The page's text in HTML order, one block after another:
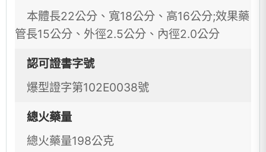
本體長22公分、寬18公分、高16公分;效果藥
管長15公分、外徑2.5公分、內徑2.0公分
認可證書字號
爆型證字第102E0038號
總火藥量
總火藥量198公克